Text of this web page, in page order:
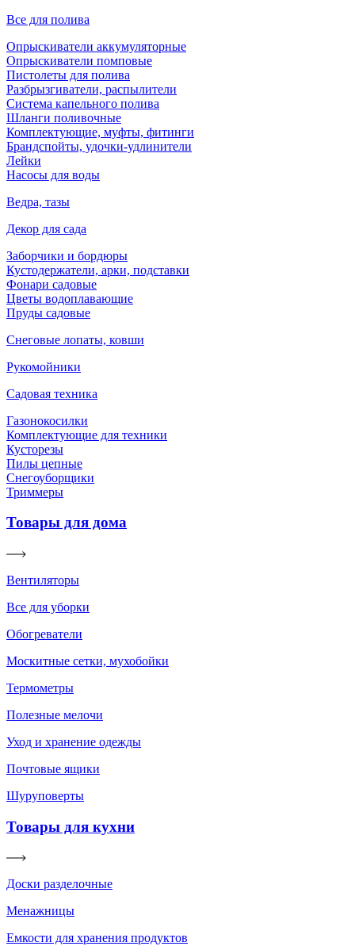
Все для полива
Опрыскиватели аккумуляторные
Опрыскиватели помповые
Пистолеты для полива
Разбрызгиватели, распылители
Система капельного полива
Шланги поливочные
Комплектующие, муфты, фитинги
Брандспойты, удочки-удлинители
Лейки
Насосы для воды
Ведра, тазы
Декор для сада
Заборчики и бордюры
Кустодержатели, арки, подставки
Фонари садовые
Цветы водоплавающие
Пруды садовые
Снеговые лопаты, ковши
Рукомойники
Садовая техника
Газонокосилки
Комплектующие для техники
Кусторезы
Пилы цепные
Снегоуборщики
Триммеры
Товары для дома
Вентиляторы
Все для уборки
Обогреватели
Москитные сетки, мухобойки
Термометры
Полезные мелочи
Уход и хранение одежды
Почтовые ящики
Шуруповерты
Товары для кухни
Доски разделочные
Менажницы
Емкости для хранения продуктов